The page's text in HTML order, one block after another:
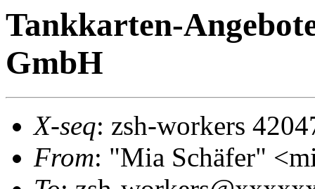
Tankkarten-
GmbH
X-seq: zsh-workers
From: "Mia Schäfer"